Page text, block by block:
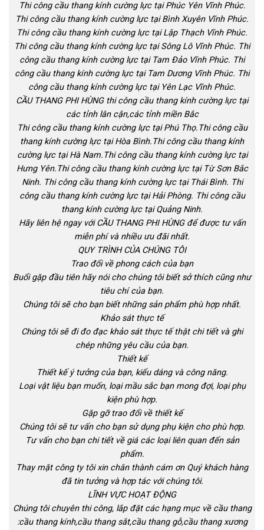
Thi công cầu thang kính cường lực tại Phúc Yên Vĩnh Phúc.
Thi công cầu thang kính cường lực tại Bình Xuyên Vĩnh Phúc.
Thi công cầu thang kính cường lực tại Lập Thạch Vĩnh Phúc.
Thi công cầu thang kính cường lực tại Sông Lô Vĩnh Phúc. Thi
công cầu thang kính cường lực tại Tam Đảo Vĩnh Phúc. Thi
công cầu thang kính cường lực tại Tam Dương Vĩnh Phúc. Thi
công cầu thang kính cường lực tại Yên Lạc Vĩnh Phúc.
CẦU THANG PHI HÙNG thi công cầu thang kính cường lực tại
các tỉnh lân cận,các tỉnh miền Bắc
Thi công cầu thang kính cường lực tại Phú Thọ.Thi công cầu
thang kính cường lực tại Hòa Bình.Thi công cầu thang kính
cường lực tại Hà Nam.Thi công cầu thang kính cường lực tại
Hưng Yên.Thi công cầu thang kính cường lực tại Từ Sơn Bắc
Ninh. Thi công cầu thang kính cường lực tại Thái Bình. Thi
công cầu thang kính cường lực tại Hải Phòng. Thi công cầu
thang kính cường lực tại Quảng Ninh.
Hãy liên hệ ngay với CẦU THANG PHI HÙNG để được tư vấn
miễn phí và nhiều ưu đãi nhất.
QUY TRÌNH CỦA CHÚNG TÔI
Trao đổi về phong cách của bạn
Buổi gặp đầu tiên hãy nói cho chúng tôi biết sở thích cũng như
tiêu chí của bạn.
Chúng tôi sẽ cho bạn biết những sản phẩm phù hợp nhất.
Khảo sát thực tế
Chúng tôi sẽ đi đo đạc khảo sát thực tế thật chi tiết và ghi
chép những yêu cầu của bạn.
Thiết kế
Thiết kế ý tưởng của bạn, kiểu dáng và công năng.
Loại vật liệu bạn muốn, loại mầu sắc bạn mong đợi, loại phụ
kiện phù hợp.
Gặp gỡ trao đổi về thiết kế
Chúng tôi sẽ tư vấn cho bạn sử dụng phụ kiện cho phù hợp.
Tư vấn cho bạn chi tiết về giá các loại liên quan đến sản
phẩm.
Thay mặt công ty tôi xin chân thành cám ơn Quý khách hàng
đã tin tưởng và hợp tác với chúng tôi.
LĨNH VỰC HOẠT ĐỘNG
Chúng tôi chuyên thi công, lắp đặt các hạng mục về cầu thang
:cầu thang kính,cầu thang sắt,cầu thang gỗ,cầu thang xương